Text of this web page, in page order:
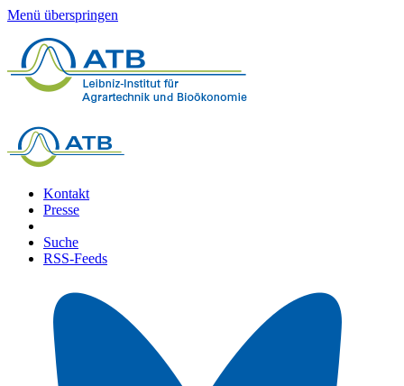
Menü überspringen
Kontakt
Presse
Suche
RSS-Feeds